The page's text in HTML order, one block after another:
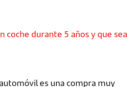
coche durante 5 años y que sea
es una compra muy